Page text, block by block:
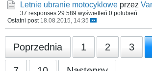
Letnie ubranie motocyklowe przez
37 responses 29 589 wyświetleń 0 polubień
Ostatni post 18.08.2015, 14:35
Poprzednia 1 2 3